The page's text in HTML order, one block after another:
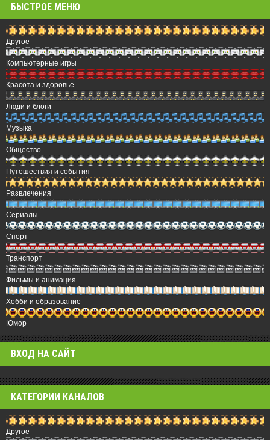
БЫСТРОЕ МЕНЮ
Другое
Компьютерные игры
Красота и здоровье
Люди и блоги
Музыка
Общество
Путешествия и события
Развлечения
Сериалы
Спорт
Транспорт
Фильмы и анимация
Хобби и образование
Юмор
ВХОД НА САЙТ
КАТЕГОРИИ КАНАЛОВ
Другое